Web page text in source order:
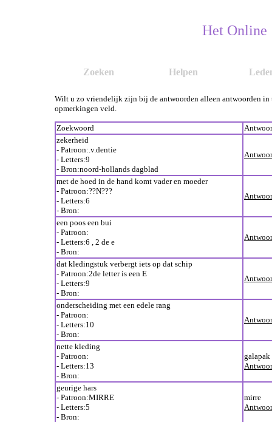
Het Online
Zoeken Helpen
Wilt u zo vriendelijk zijn bij de antwoorden alleen antwoorden
opmerkingen veld.
Zoekwoord
zekerheid
- Patroon:.v.dentie
- Letters:9
- Bron:noord-hollands dagblad
met de hoed in de hand komt vader en moeder
- Patroon:??N???
- Letters:6
- Bron:
een poos een bui
- Patroon:
- Letters:6 , 2 de e
- Bron:
dat kledingstuk verbergt iets op dat schip
- Patroon:2de letter is een E
- Letters:9
- Bron:
onderscheiding met een edele rang
- Patroon:
- Letters:10
- Bron:
nette kleding
- Patroon:
- Letters:13
- Bron:
galapak
geurige hars
- Patroon:MIRRE
- Letters:5
- Bron:
mirre